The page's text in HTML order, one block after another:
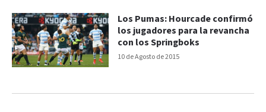
10 de Agosto de 2015
Los Pumas: Hourcade confirmó
los jugadores para la revancha
con los Springboks